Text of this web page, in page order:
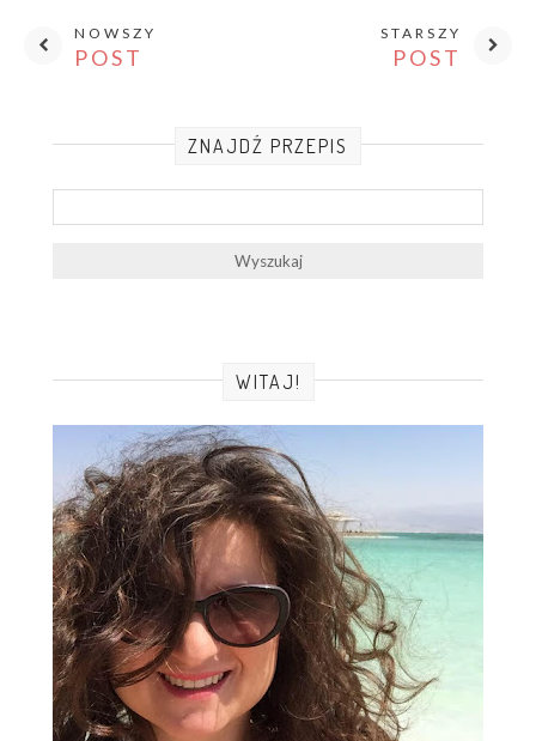
NOWSZY
POST
STARSZY
POST
ZNAJDŹ PRZEPIS
WITAJ!